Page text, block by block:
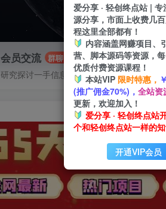
会员交流 群聊
研究探讨一手信息差
爱分享 · 轻创终点站 |
源分享，市面上收费几
程这里全部都有！
内容涵盖网赚项目、
营、脚本源码等资源，
优质付费资源课程！
本站VIP 限时特惠，
(推广佣金70%)， 全站资
更新，欢迎加入！
爱分享 · 轻创终点站
个和轻创终点站一样的
开通VIP会员